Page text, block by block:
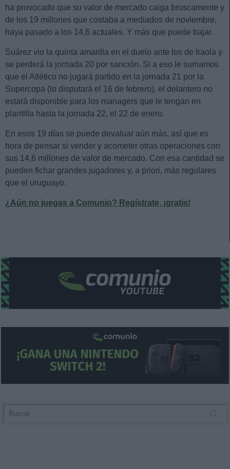
ha provocado que su valor de mercado caiga bruscamente y
de los 19 millones que costaba a mediados de noviembre,
haya pasado a los 14,6 actuales. Y más que puede bajar.
Suárez vio la quinta amarilla en el duelo ante los de Iraola y
se perderá la jornada 20 por sanción. Si a eso le sumamos
que el Atlético no jugará partido en la jornada 21 por la
Supercopa (lo disputará el 16 de febrero), el delantero no
estará disponible para los managers que le tengan en
plantilla hasta la jornada 22, el 22 de enero.
En esos 19 días se puede devaluar aún más, así que es
hora de pensar si vender y acometer otras operaciones con
sus 14,6 millones de valor de mercado. Con esa cantidad se
pueden fichar grandes jugadores y, a priori, más regulares
que el uruguayo.
¿Aún no juegas a Comunio? Regístrate, ¡gratis!